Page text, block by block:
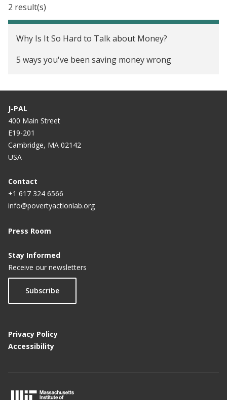
2 result(s)
Why Is It So Hard to Talk about Money?
5 ways you've been saving money wrong
J-PAL
400 Main Street
E19-201
Cambridge, MA 02142
USA
Contact
+1 617 324 6566
info@povertyactionlab.org
Press Room
Stay Informed
Receive our newsletters
Subscribe
Privacy Policy
Accessibility